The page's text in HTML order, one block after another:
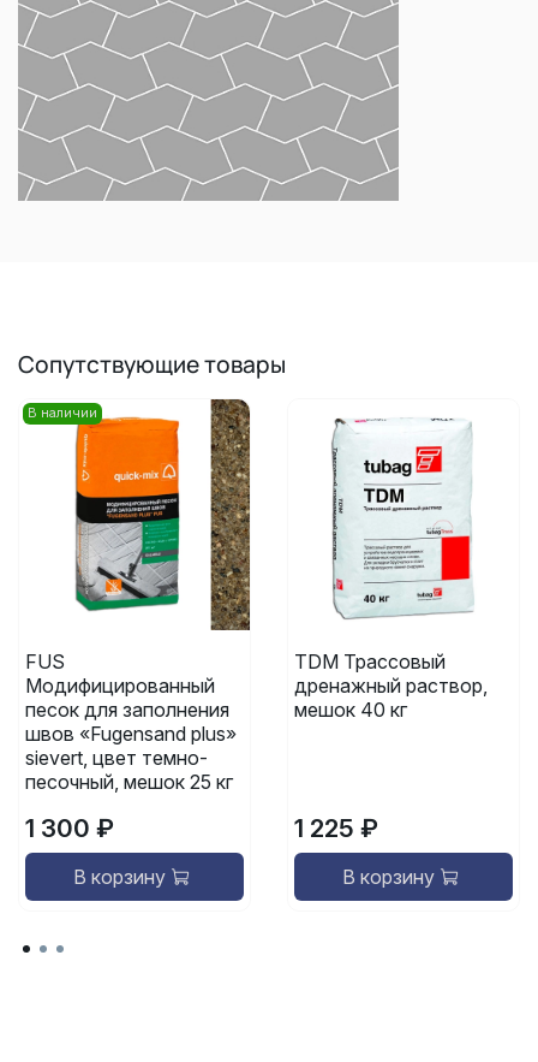
Сопутствующие товары
В наличии
FUS
Модифицированный
песок для заполнения
швов «Fugensand plus»
sievert, цвет темно-
песочный, мешок 25 кг
1 300 ₽
В корзину
TDM Трассовый
дренажный раствор,
мешок 40 кг
1 225 ₽
В корзину